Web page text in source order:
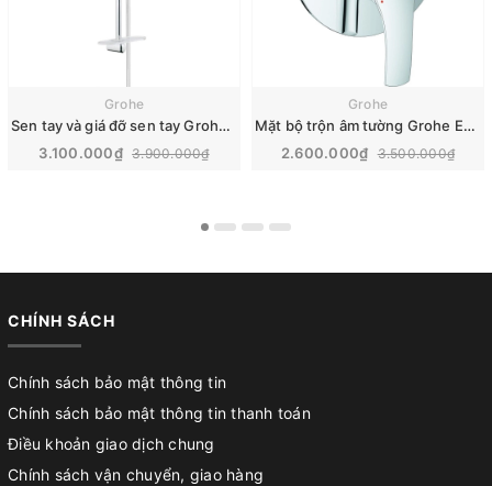
Grohe
Sen tay và giá đỡ sen tay Grohe Euphoria 2 chế độ | 27230001
3.100.000₫ 3.900.000₫
Grohe
Mặt bộ trộn âm tường Grohe Eurosmart | 19450002
2.600.000₫ 3.500.000₫
CHÍNH SÁCH
Chính sách bảo mật thông tin
Chính sách bảo mật thông tin thanh toán
Điều khoản giao dịch chung
Chính sách vận chuyển, giao hàng